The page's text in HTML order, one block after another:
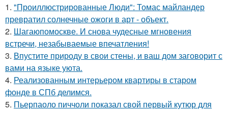
1. "Проиллюстрированные Люди": Томас майландер
превратил солнечные ожоги в арт - объект.
2. Шагаюпомоскве. И снова чудесные мгновения
встречи, незабываемые впечатления!
3. Впустите природу в свои стены, и ваш дом заговорит с
вами на языке уюта.
4. Реализованным интерьером квартиры в старом
фонде в СПб делимся.
5. Пьерпаоло пиччоли показал свой первый кутюр для